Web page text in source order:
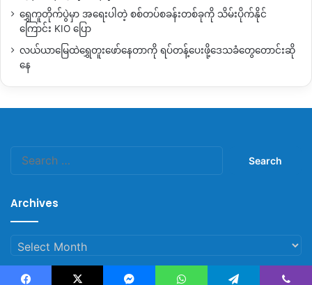
ေနာက္ထပ္ (၁)ပါတီ ကခ်င္ျပည္နယ္ျပည္
သူ႔ပါတီ KSPPႏွင့္ ေပါင္းစည္း
လာမည့္ႏွစ္ ၂၀၂၀ ေ႐ြးေကာက္ပြဲအ
ေနာက္ထပ္ (၁) ပါတီ ေပါင္းစည္းလာျ
ခင္း ႏွစ္ဖက္ သေဘာတူလက္မွတ္ေရး
ခ်င္ျပည္နယ္ၿမိဳ႕ေတာ္ ျမစ္ႀကီးနားတြင္ ျ
ပဳလုပ္ခဲ့သည္။
ေဒၚေဘာက္ဂ်ာ (Labyawng Bawk Ja) ဦးေဆာင္ေသာ ျပည္ေ
ထာင္စုတိုင္းရင္းသားမ်ားဖယ္ဒရယ္ဒီမိုကေရစီပါတီ (UNFDP)မွ ကခ်
ရွှေကူတိုက်ပွဲမှာ အရေးပါတဲ့ စစ်တပ်စခန်းတစ်ခုကို သိမ်းပိုက်နိုင်
ကြောင်း KIO ပြော
လယ်ယာမြေထဲရွှေတူးဖော်နေတာကို ရပ်တန့်ပေးဖို့ဒေသခံတွေတောင်းဆို
နေ
Archives
Archives